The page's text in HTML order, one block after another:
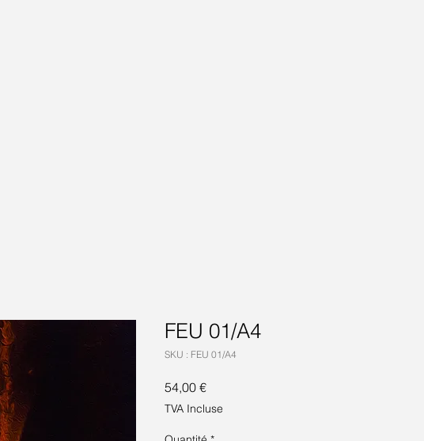
FEU 01/A4
SKU : FEU 01/A4
54,00 €Prix
TVA Incluse